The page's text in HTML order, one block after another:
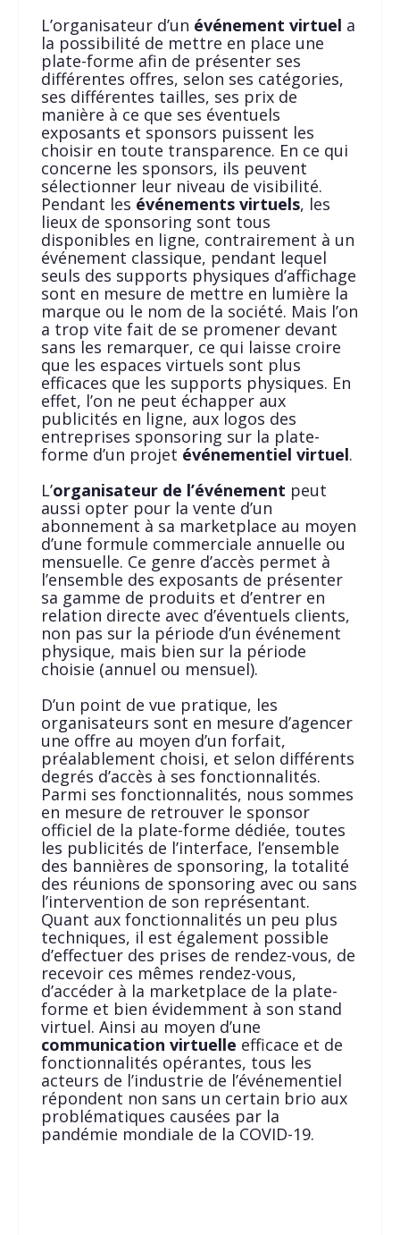
L’organisateur d’un événement virtuel a
la possibilité de mettre en place une
plate-forme afin de présenter ses
différentes offres, selon ses catégories,
ses différentes tailles, ses prix de
manière à ce que ses éventuels
exposants et sponsors puissent les
choisir en toute transparence. En ce qui
concerne les sponsors, ils peuvent
sélectionner leur niveau de visibilité.
Pendant les événements virtuels, les
lieux de sponsoring sont tous
disponibles en ligne, contrairement à un
événement classique, pendant lequel
seuls des supports physiques d’affichage
sont en mesure de mettre en lumière la
marque ou le nom de la société. Mais l’on
a trop vite fait de se promener devant
sans les remarquer, ce qui laisse croire
que les espaces virtuels sont plus
efficaces que les supports physiques. En
effet, l’on ne peut échapper aux
publicités en ligne, aux logos des
entreprises sponsoring sur la plate-
forme d’un projet événementiel virtuel.
L’organisateur de l’événement peut
aussi opter pour la vente d’un
abonnement à sa marketplace au moyen
d’une formule commerciale annuelle ou
mensuelle. Ce genre d’accès permet à
l’ensemble des exposants de présenter
sa gamme de produits et d’entrer en
relation directe avec d’éventuels clients,
non pas sur la période d’un événement
physique, mais bien sur la période
choisie (annuel ou mensuel).
D’un point de vue pratique, les
organisateurs sont en mesure d’agencer
une offre au moyen d’un forfait,
préalablement choisi, et selon différents
degrés d’accès à ses fonctionnalités.
Parmi ses fonctionnalités, nous sommes
en mesure de retrouver le sponsor
officiel de la plate-forme dédiée, toutes
les publicités de l’interface, l’ensemble
des bannières de sponsoring, la totalité
des réunions de sponsoring avec ou sans
l’intervention de son représentant.
Quant aux fonctionnalités un peu plus
techniques, il est également possible
d’effectuer des prises de rendez-vous, de
recevoir ces mêmes rendez-vous,
d’accéder à la marketplace de la plate-
forme et bien évidemment à son stand
virtuel. Ainsi au moyen d’une
communication virtuelle efficace et de
fonctionnalités opérantes, tous les
acteurs de l’industrie de l’événementiel
répondent non sans un certain brio aux
problématiques causées par la
pandémie mondiale de la COVID-19.